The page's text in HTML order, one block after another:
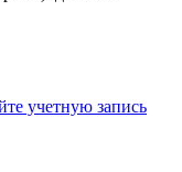
учетную запись